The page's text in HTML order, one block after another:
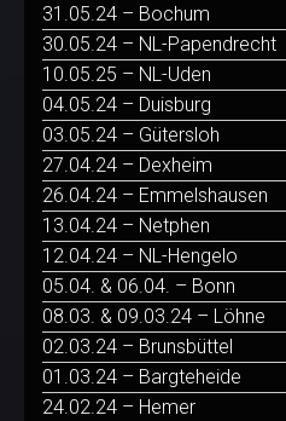
31.05.24 – Bochum
30.05.24 – NL-Papendrecht
10.05.25 – NL-Uden
04.05.24 – Duisburg
03.05.24 – Gütersloh
27.04.24 – Dexheim
26.04.24 – Emmelshausen
13.04.24 – Netphen
12.04.24 – NL-Hengelo
05.04. & 06.04. – Bonn
08.03. & 09.03.24 – Löhne
02.03.24 – Brunsbüttel
01.03.24 – Bargteheide
24.02.24 – Hemer